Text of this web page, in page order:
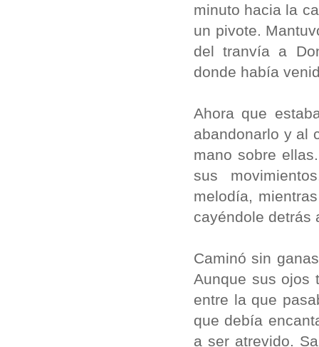
minuto hacia la
un pivote.
del tranvía a
donde había
Ahora que
abandonarlo y al
mano sobre
sus
melodía,
cayéndole detrás
Caminó sin
Aunque sus ojos
entre la que
que debía
a ser atrevido.